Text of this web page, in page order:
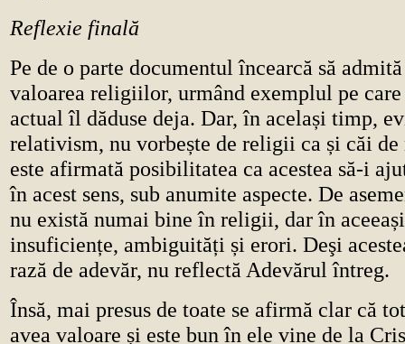
Reflexie finală
Pe de o parte documentul încearcă să
valoarea religiilor, urmând exemplul pe
actual îl dăduse deja. Dar, în același timp,
relativism, nu vorbește de religii ca și căi de
este afirmată posibilitatea ca acestea să-i
în acest sens, sub anumite aspecte. De
nu există numai bine în religii, dar în
insuficiențe, ambiguități și erori. Deşi
rază de adevăr, nu reflectă Adevărul întreg.
Însă, mai presus de toate se afirmă clar că
avea valoare și este bun în ele vine de la